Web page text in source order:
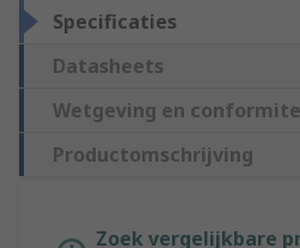
Specificaties
Datasheets
Wetgeving en
Productomschrijving
Zoek vergelijkbare